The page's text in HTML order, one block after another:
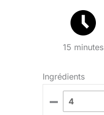
15 minutes
Ingrédients
–